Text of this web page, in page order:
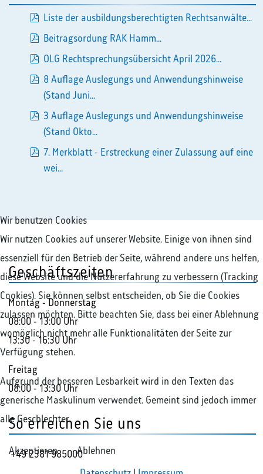
pdf
Liste der ausbildungsberechtigten Rechtsanwälte...
pdf
Beitragsordung RAK Hamm...
pdf
OLG Rechtsprechungsübersicht April 2026...
pdf
8 Auflage Auslegungs und Anwendungshinweise
(Stand Juni...
pdf
3 Auflage Auslegungs und Anwendungshinweise
(Stand Okto...
pdf
7. Merkblatt - Erstreckung einer Zulassung auf eine
wei...
Geschäftszeiten
Montag - Donnerstag
08:00 - 13:00 Uhr
13:30 - 16:30 Uhr
Freitag
08:00 - 13:30 Uhr
So erreichen Sie uns
+49 2381 985000
Wir benutzen Cookies
Wir nutzen Cookies auf unserer Website. Einige von ihnen sind
essenziell für den Betrieb der Seite, während andere uns helfen,
diese Website und die Nutzererfahrung zu verbessern (Tracking
Cookies). Sie können selbst entscheiden, ob Sie die Cookies
zulassen möchten. Bitte beachten Sie, dass bei einer Ablehnung
womöglich nicht mehr alle Funktionalitäten der Seite zur
Verfügung stehen.
Aufgrund der besseren Lesbarkeit wird in den Texten das
generische Maskulinum verwendet. Gemeint sind jedoch immer
alle Geschlechter.
Akzeptieren Ablehnen